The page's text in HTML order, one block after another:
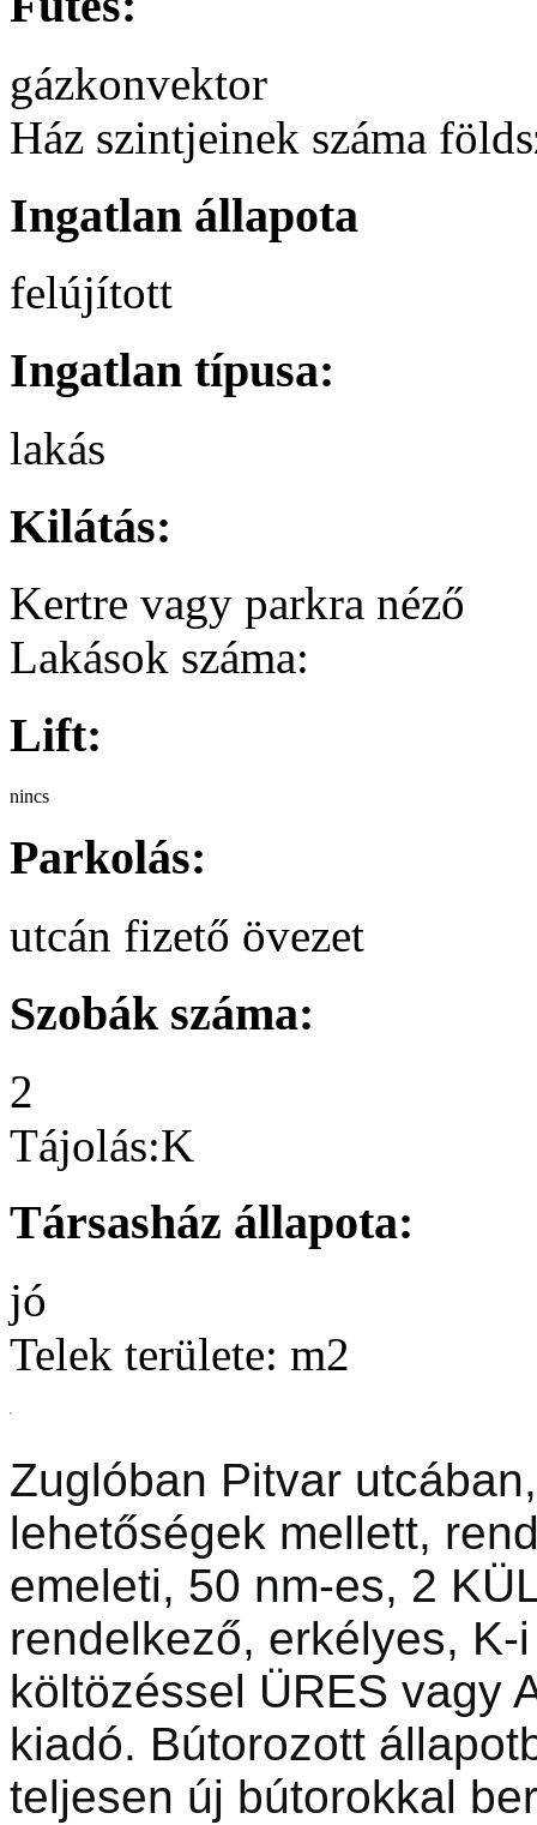
gázkonvektor
Ház szintjeinek száma
Ingatlan állapota
felújított
Ingatlan típusa:
lakás
Kilátás:
Kertre vagy parkra néző
Lakások száma:
Lift:
nincs
Parkolás:
utcán fizető övezet
Szobák száma:
2
Tájolás:K
Társasház állapota:
jó
Telek területe: m2
Zuglóban Pitvar
lehetőségek mellett,
emeleti, 50 nm-es, 2
rendelkező, erkélyes,
költözéssel ÜRES vagy
kiadó. Bútorozott
teljesen új bútorokkal